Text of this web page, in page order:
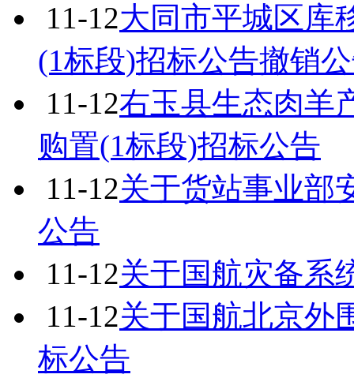
11-12大同市平城区库
(1标段)招标公告撤销
11-12右玉县生态肉羊
购置(1标段)招标公告
11-12关于货站事业部
公告
11-12关于国航灾备系
11-12关于国航北京外
标公告